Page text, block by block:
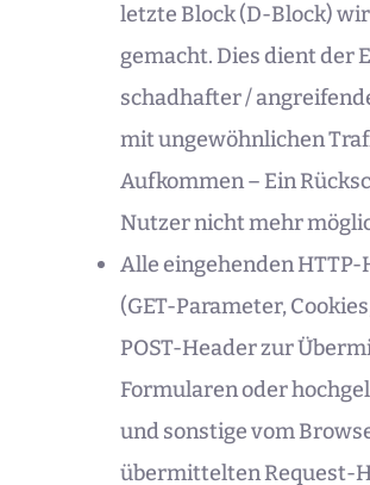
letzte Block (D-Block)
gemacht. Dies dient der
schadhafter /
mit ungewöhnlichen
Aufkommen – Ein
Nutzer nicht mehr
Alle eingehenden
(GET-Parameter,
POST-Header zur
Formularen oder
und sonstige vom
übermittelten Request-